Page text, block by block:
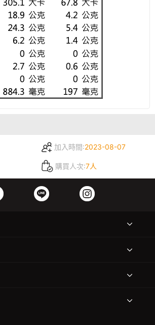
加入時間:2023-08-07
購買人次:7人